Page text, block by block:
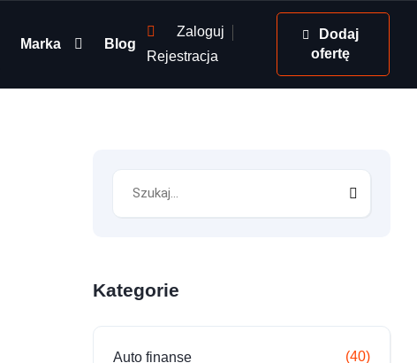
Marka Blog
Zaloguj
Rejestracja
Dodaj
ofertę
Kategorie
Auto finanse (40)